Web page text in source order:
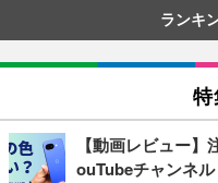
ランキ
特
【動画レビュー
ouTubeチャンネル